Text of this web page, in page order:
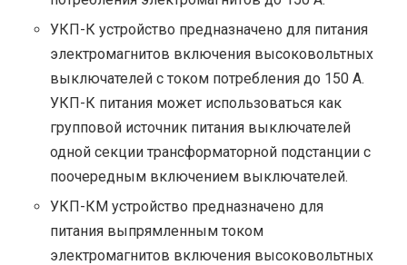
УКП-К устройство предназначено для питания
электромагнитов включения высоковольтных
выключателей с током потребления до 150 А.
УКП-К питания может использоваться как
групповой источник питания выключателей
одной секции трансформаторной подстанции с
поочередным включением выключателей.
УКП-КМ устройство предназначено для
питания выпрямленным током
электромагнитов включения высоковольтных